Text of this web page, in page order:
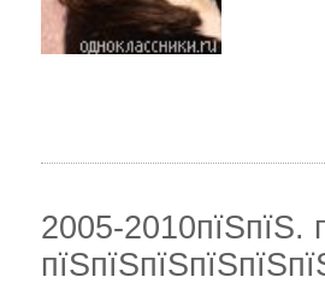
2005-2010пїЅпїЅ.